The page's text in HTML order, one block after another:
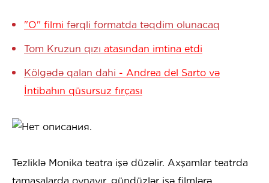
"O" filmi fərqli formatda təqdim olunacaq
Tom Kruzun qızı atasından imtina etdi
Kölgədə qalan dahi - Andrea del Sarto və
İntibahın qüsursuz fırçası
Tezliklə Monika teatra işə düzəlir. Axşamlar teatrda